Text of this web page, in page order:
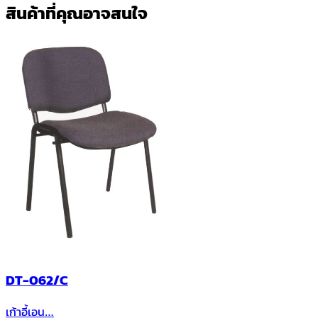
สินค้าที่คุณอาจสนใจ
DT-062/C
เก้าอี้เอน…